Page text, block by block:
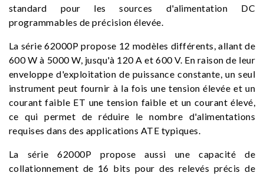
standard pour les sources d'alimentation DC
programmables de précision élevée.
La série 62000P propose 12 modèles différents, allant de
600 W à 5000 W, jusqu'à 120 A et 600 V. En raison de leur
enveloppe d'exploitation de puissance constante, un seul
instrument peut fournir à la fois une tension élevée et un
courant faible ET une tension faible et un courant élevé,
ce qui permet de réduire le nombre d'alimentations
requises dans des applications ATE typiques.
La série 62000P propose aussi une capacité de
collationnement de 16 bits pour des relevés précis de